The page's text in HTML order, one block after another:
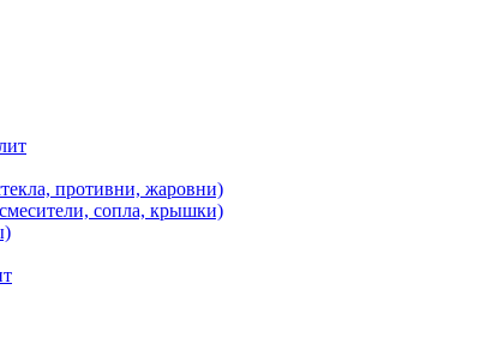
противни, жаровни)
сопла, крышки)